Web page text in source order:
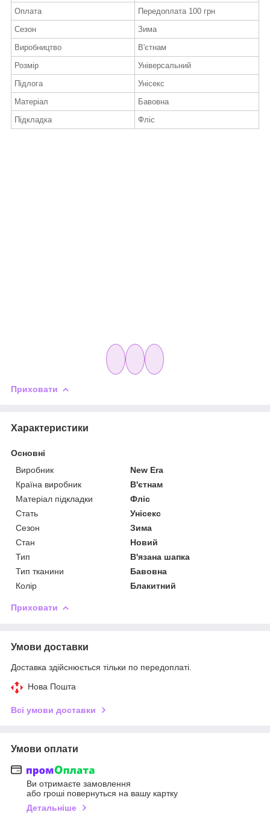
Оплата
Передоплата 100 грн
Сезон
Зима
Виробництво
В'єтнам
Розмір
Універсальний
Підлога
Унісекс
Матеріал
Бавовна
Підкладка
Фліс
Приховати
Характеристики
Основні
Виробник
New Era
Країна виробник
В'єтнам
Матеріал підкладки
Фліс
Стать
Унісекс
Сезон
Зима
Стан
Новий
Тип
В'язана шапка
Тип тканини
Бавовна
Колір
Блакитний
Приховати
Умови доставки
Доставка здійснюється тільки по передоплаті.
Нова Пошта
Всі умови доставки
Умови оплати
Ви отримаєте замовлення
або гроші повернуться на вашу картку
Детальніше